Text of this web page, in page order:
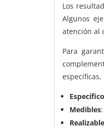
Los
Algunos
atención al
Para
Medibles